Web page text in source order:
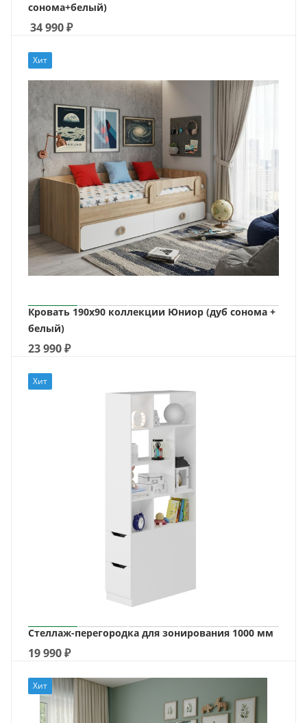
сонома+белый)
34 990₽
Хит
Кровать 190х90 коллекции Юниор (дуб сонома +
белый)
23 990₽
Хит
Стеллаж-перегородка для зонирования 1000 мм
19 990₽
Хит